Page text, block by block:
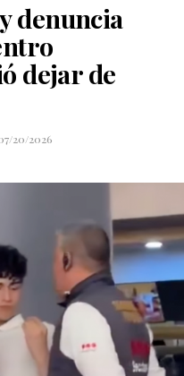
denuncia
dejar de
20/2026